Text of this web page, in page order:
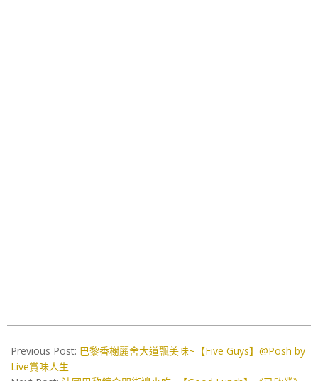
11-
17
Previous Post: 巴黎香榭麗舍大道飄美味~【Five Guys】@Posh by
Live賞味人生